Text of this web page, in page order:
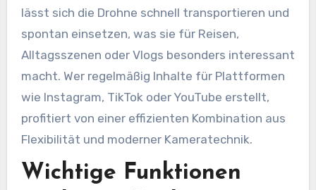
lässt sich die Drohne schnell transportieren und
spontan einsetzen, was sie für Reisen,
Alltagsszenen oder Vlogs besonders interessant
macht. Wer regelmäßig Inhalte für Plattformen
wie Instagram, TikTok oder YouTube erstellt,
profitiert von einer effizienten Kombination aus
Flexibilität und moderner Kameratechnik.
Wichtige Funktionen